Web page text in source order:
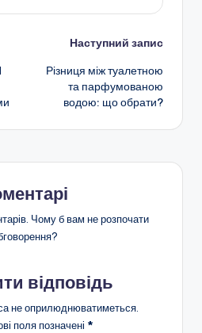
Наступний запис
Різниця між туалетною
та парфумованою
водою: що обрати?
Чому б вам не розпочати
відповідь
не оприлюднюватиметься.
поля позначені *